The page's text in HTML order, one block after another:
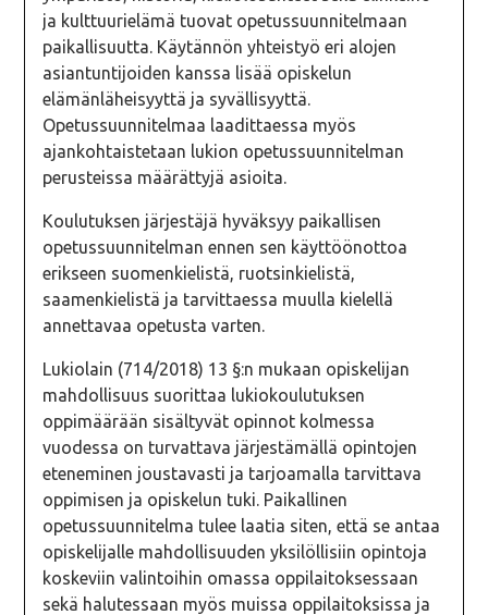
ja kulttuurielämä tuovat opetussuunnitelmaan
paikallisuutta. Käytännön yhteistyö eri alojen
asiantuntijoiden kanssa lisää opiskelun
elämänläheisyyttä ja syvällisyyttä.
Opetussuunnitelmaa laadittaessa myös
ajankohtaistetaan lukion opetussuunnitelman
perusteissa määrättyjä asioita.
Koulutuksen järjestäjä hyväksyy paikallisen
opetussuunnitelman ennen sen käyttöönottoa
erikseen suomenkielistä, ruotsinkielistä,
saamenkielistä ja tarvittaessa muulla kielellä
annettavaa opetusta varten.
Lukiolain (714/2018) 13 §:n mukaan opiskelijan
mahdollisuus suorittaa lukiokoulutuksen
oppimäärään sisältyvät opinnot kolmessa
vuodessa on turvattava järjestämällä opintojen
eteneminen joustavasti ja tarjoamalla tarvittava
oppimisen ja opiskelun tuki. Paikallinen
opetussuunnitelma tulee laatia siten, että se antaa
opiskelijalle mahdollisuuden yksilöllisiin opintoja
koskeviin valintoihin omassa oppilaitoksessaan
sekä halutessaan myös muissa oppilaitoksissa ja